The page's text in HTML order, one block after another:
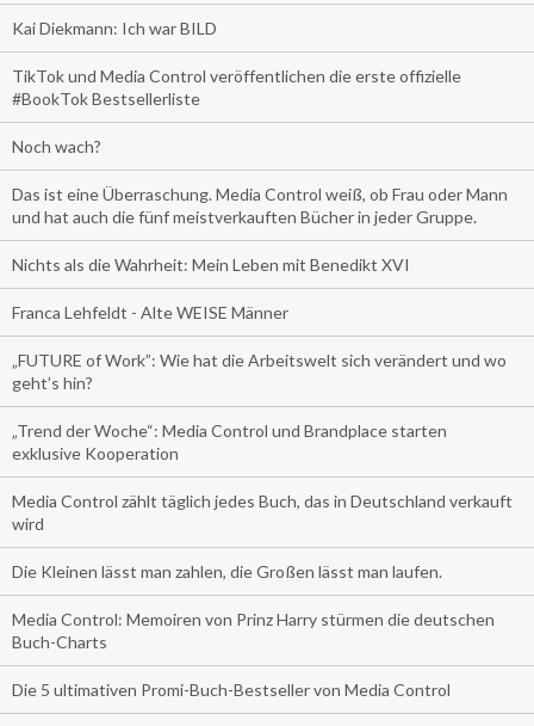
Kai Diekmann: Ich war BILD
TikTok und Media Control veröffentlichen die erste offizielle
#BookTok Bestsellerliste
Noch wach?
Das ist eine Überraschung. Media Control weiß, ob Frau oder Mann
und hat auch die fünf meistverkauften Bücher in jeder Gruppe.
Nichts als die Wahrheit: Mein Leben mit Benedikt XVI
Franca Lehfeldt - Alte WEISE Männer
„FUTURE of Work”: Wie hat die Arbeitswelt sich verändert und wo
geht’s hin?
„Trend der Woche“: Media Control und Brandplace starten
exklusive Kooperation
Media Control zählt täglich jedes Buch, das in Deutschland verkauft
wird
Die Kleinen lässt man zahlen, die Großen lässt man laufen.
Media Control: Memoiren von Prinz Harry stürmen die deutschen
Buch-Charts
Die 5 ultimativen Promi-Buch-Bestseller von Media Control